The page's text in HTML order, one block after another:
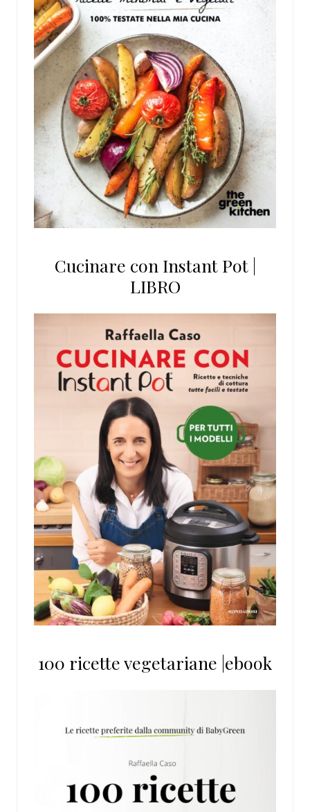
Cucinare con Instant Pot |
LIBRO
100 ricette vegetariane |ebook